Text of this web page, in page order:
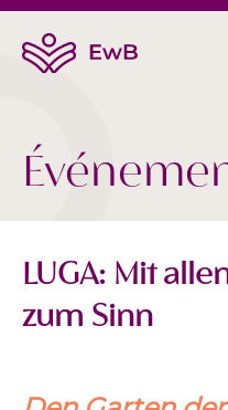
LUGA: Mit
zum Sinn